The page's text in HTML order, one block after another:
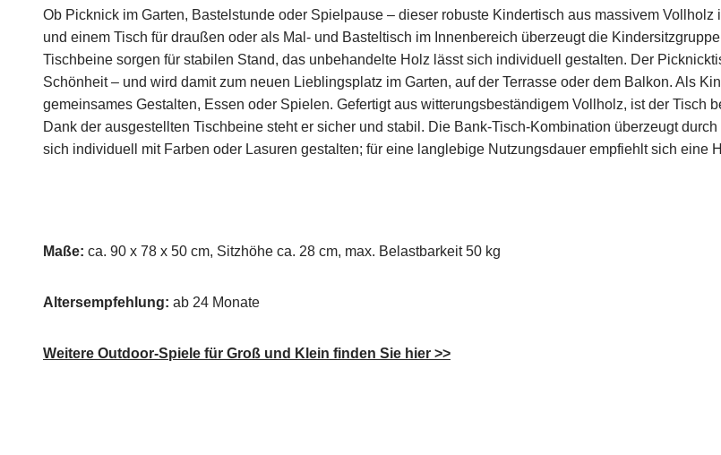
Ob Picknick im Garten, Bastelstunde oder Spielpause – dieser robuste Kindertisch aus massivem
und einem Tisch für draußen oder als Mal- und Basteltisch im Innenbereich überzeugt die
Tischbeine sorgen für stabilen Stand, das unbehandelte Holz lässt sich individuell gestalten. Der
Schönheit – und wird damit zum neuen Lieblingsplatz im Garten, auf der Terrasse oder dem Balkon. Als
gemeinsames Gestalten, Essen oder Spielen. Gefertigt aus witterungsbeständigem Vollholz, ist der Tisch
Dank der ausgestellten Tischbeine steht er sicher und stabil. Die Bank-Tisch-Kombination überzeugt
sich individuell mit Farben oder Lasuren gestalten; für eine langlebige Nutzungsdauer empfiehlt sich eine
Maße: ca. 90 x 78 x 50 cm, Sitzhöhe ca. 28 cm, max. Belastbarkeit 50 kg
Altersempfehlung: ab 24 Monate
Weitere Outdoor-Spiele für Groß und Klein finden Sie hier >>